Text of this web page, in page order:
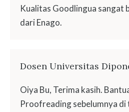
Kualitas Goodlingua sangat
dari Enago.
Dosen Universitas
Oiya Bu, Terima kasih.
Proofreading sebelumnya di